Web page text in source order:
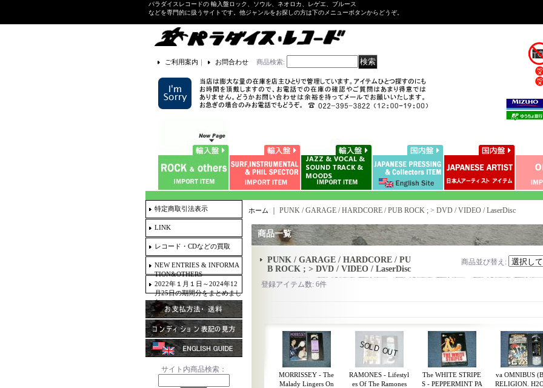
パラダイスレコードの 輸入盤ロック、ソウル、ネオロカ、レゲエ、ブルース
などを専門的に扱うサイトです。他ジャンルをお探しの方は下のメニューボタンからどうぞ。
ご利用案内 ｜ お問合わせ 商品検索:
特定商取引法表示
LINK
レコード・CDなどの買取
NEW ENTRIES & INFORMA
TION&OTHERS
2022年１月１日～2024年12
月25日の期間分をまとめまし
た。
サイト内商品検索：
ホーム PUNK / GARAGE / HARDCORE / PUB ROCK ; > DVD / VIDEO / LaserDisc
商品一覧
PUNK / GARAGE / HARDCORE / PU
B ROCK ; > DVD / VIDEO / LaserDisc
商品並び替え :
登録アイテム数:6件
MORRISSEY - The
Malady Lingers On
RAMONES - Lifestyl
es Of The Ramones
The WHITE STRIPE
S - PEPPERMINT PA
va OMNIBUS
RELIGION.